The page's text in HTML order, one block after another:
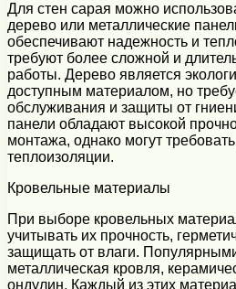
Для стен сарая можно
дерево или металлические
обеспечивают надежность и
требуют более сложной и
работы. Дерево является
доступным материалом, но
обслуживания и защиты от
панели обладают высокой
монтажа, однако могут
теплоизоляции.
Кровельные материалы
При выборе кровельных
учитывать их прочность,
защищать от влаги.
металлическая кровля,
ондулин. Каждый из этих